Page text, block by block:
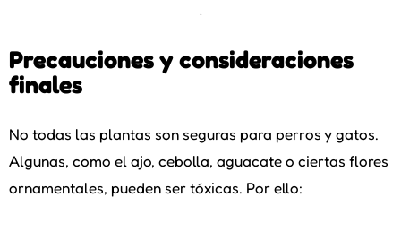
.
Precauciones y consideraciones
finales
No todas las plantas son seguras para perros y gatos.
Algunas, como el ajo, cebolla, aguacate o ciertas flores
ornamentales, pueden ser tóxicas. Por ello: